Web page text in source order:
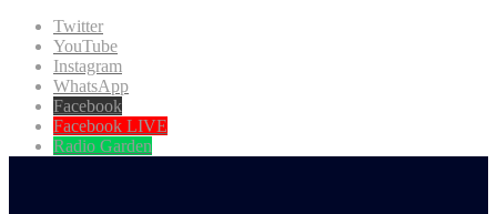
Twitter
YouTube
Instagram
WhatsApp
Facebook
Facebook LIVE
Radio Garden